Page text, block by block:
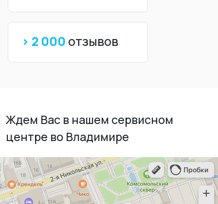
> 2 000 отзывов
Ждем Вас в нашем сервисном
центре во Владимире